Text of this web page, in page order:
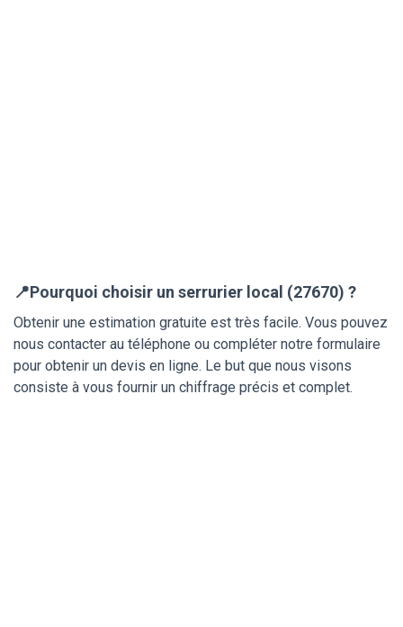
📍Pourquoi choisir un serrurier local (27670) ?
Obtenir une estimation gratuite est très facile. Vous pouvez
nous contacter au téléphone ou compléter notre formulaire
pour obtenir un devis en ligne. Le but que nous visons
consiste à vous fournir un chiffrage précis et complet.